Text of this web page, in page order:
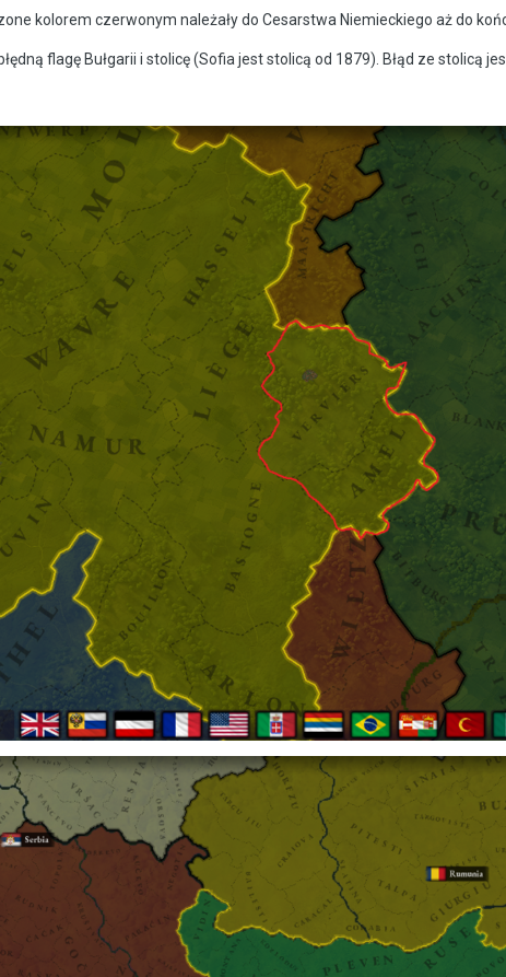
kolorem czerwonym należały do Cesarstwa Niemieckiego aż do
flagę Bułgarii i stolicę (Sofia jest stolicą od 1879). Błąd ze stolicą